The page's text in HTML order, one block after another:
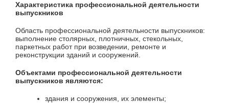
Характеристика профессиональной деятельности
выпускников
Область профессиональной деятельности выпускников:
выполнение столярных, плотничных, стекольных,
паркетных работ при возведении, ремонте и
реконструкции зданий и сооружений.
Объектами профессиональной деятельности
выпускников являются:
здания и сооружения, их элементы;